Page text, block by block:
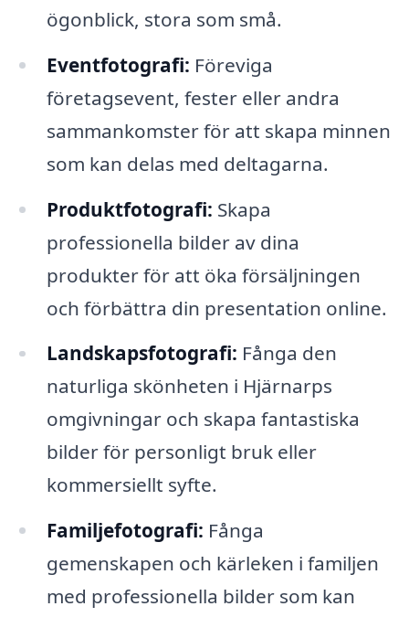
ögonblick, stora som små.
Eventfotografi: Föreviga
företagsevent, fester eller andra
sammankomster för att skapa minnen
som kan delas med deltagarna.
Produktfotografi: Skapa
professionella bilder av dina
produkter för att öka försäljningen
och förbättra din presentation online.
Landskapsfotografi: Fånga den
naturliga skönheten i Hjärnarps
omgivningar och skapa fantastiska
bilder för personligt bruk eller
kommersiellt syfte.
Familjefotografi: Fånga
gemenskapen och kärleken i familjen
med professionella bilder som kan